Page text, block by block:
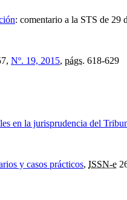
: comentario a la STS de 29
Nº. 19, 2015, págs. 618-629
en la jurisprudencia del
y casos prácticos, ISSN-e